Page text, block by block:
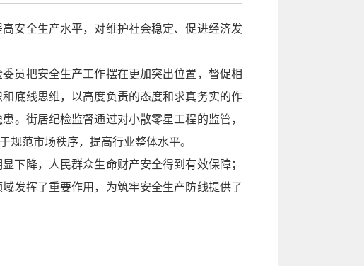
安全生产水平，对维护社会稳定、促进经济发
员把安全生产工作摆在更加突出位置，督促相
底线思维，以高度负责的态度和求真务实的作
。街居纪检监督通过对小散零星工程的监管，
规范市场秩序，提高行业整体水平。
下降，人民群众生命财产安全得到有效保障；
发挥了重要作用，为筑牢安全生产防线提供了